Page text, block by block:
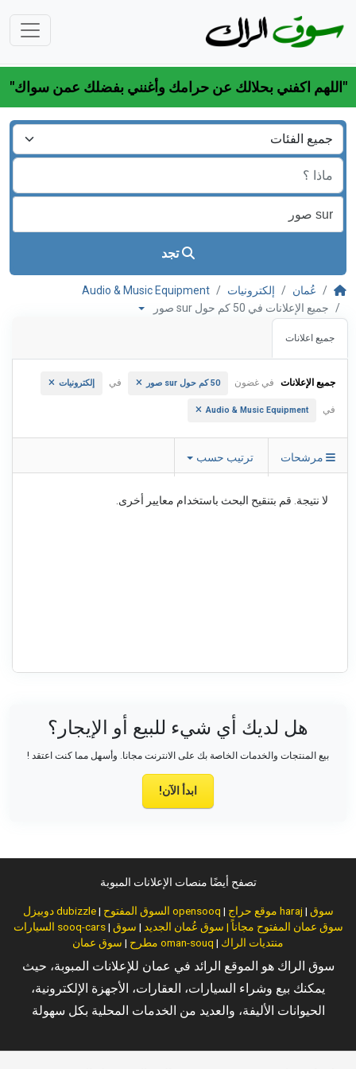
"اللهم اكفني بحلالك عن حرامك وأغنني بفضلك عمن سواك"
تجد
عُمان إلكترونيات
Audio & Music Equipment
جميع الإعلانات في 50 كم حول sur صور
جميع اعلانات
جميع الإعلانات في غضون 50 كم حول sur صور في إلكترونيات
في Audio & Music Equipment
مرشحات ترتيب حسب
لا نتيجة. قم بتنقيح البحث باستخدام معايير أخرى.
هل لديك أي شيء للبيع أو الإيجار؟
بيع المنتجات والخدمات الخاصة بك على الانترنت مجانا. وأسهل مما كنت اعتقد !
ابدأ الآن!
تصفح أيضًا منصات الإعلانات المبوبة
دوبيزل dubizzle| السوق المفتوح opensooq | موقع حراج haraj| سوق
السيارات sooq-cars| سوق عمان المفتوح مجاناً | سوق عُمان الجديد | سوق
مطرح | سوق عمان oman-souq | منتديات الراك
سوق الراك هو الموقع الرائد في عمان للإعلانات المبوبة، حيث
يمكنك بيع وشراء السيارات، العقارات، الأجهزة الإلكترونية،
الحيوانات الأليفة، والعديد من الخدمات المحلية بكل سهولة